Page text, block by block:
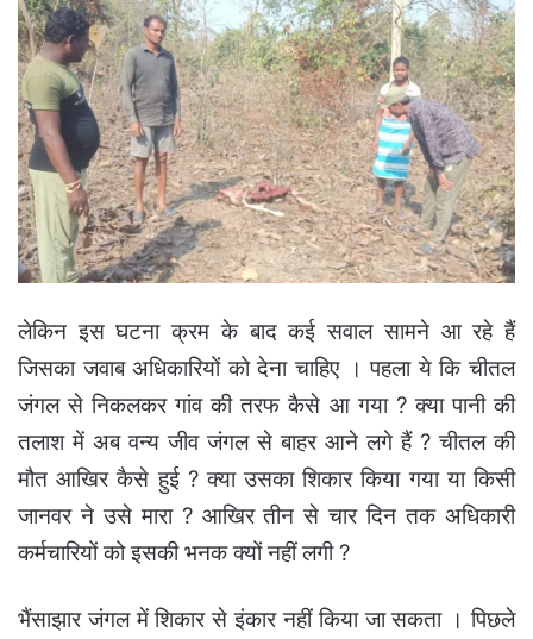
लेकिन इस घटना क्रम के बाद कई सवाल सामने आ रहे हैं
जिसका जवाब अधिकारियों को देना चाहिए । पहला ये कि चीतल
जंगल से निकलकर गांव की तरफ कैसे आ गया ? क्या पानी की
तलाश में अब वन्य जीव जंगल से बाहर आने लगे हैं ? चीतल की
मौत आखिर कैसे हुई ? क्या उसका शिकार किया गया या किसी
जानवर ने उसे मारा ? आखिर तीन से चार दिन तक अधिकारी
कर्मचारियों को इसकी भनक क्यों नहीं लगी ?
भैंसाझार जंगल में शिकार से इंकार नहीं किया जा सकता । पिछले